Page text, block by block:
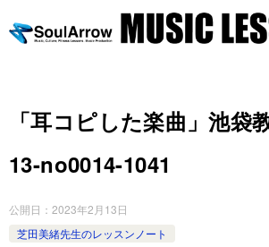
「耳コピした楽曲」池袋
13-no0014-1041
公開日： 2023年2月13日
芝田美緒先生のレッスンノート